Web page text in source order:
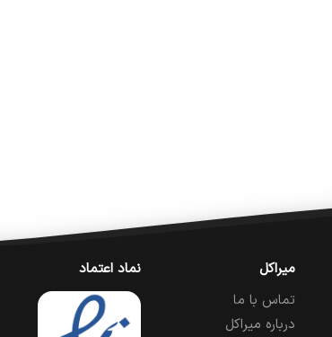
میراکل
تماس با ما
درباره میراکل
نماد اعتماد